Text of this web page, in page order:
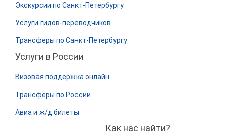
Экскурсии по Санкт-Петербургу
Услуги гидов-переводчиков
Трансферы по Санкт-Петербургу
Услуги в России
Визовая поддержка онлайн
Трансферы по России
Авиа и ж/д билеты
Как нас найти?